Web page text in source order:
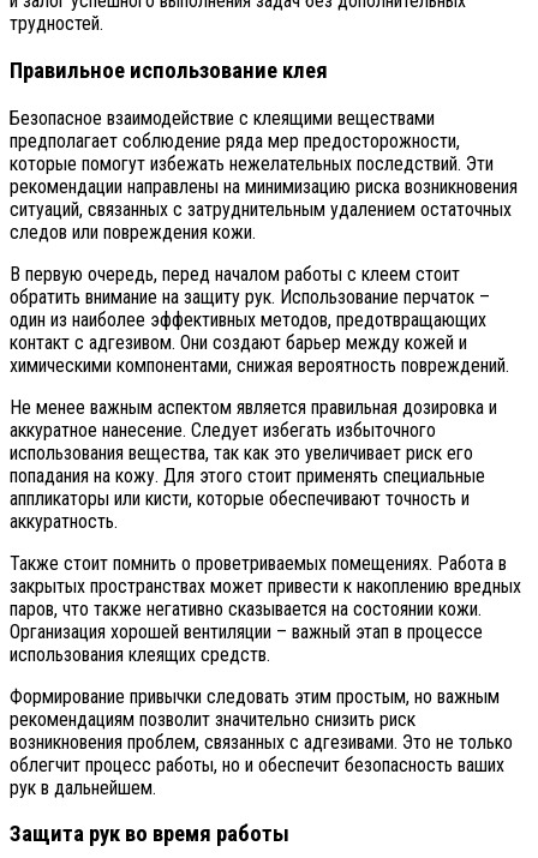
трудностей.
Правильное использование клея
Безопасное взаимодействие с клеящими веществами
предполагает соблюдение ряда мер предосторожности,
которые помогут избежать нежелательных последствий. Эти
рекомендации направлены на минимизацию риска возникновения
ситуаций, связанных с затруднительным удалением остаточных
следов или повреждения кожи.
В первую очередь, перед началом работы с клеем стоит
обратить внимание на защиту рук. Использование перчаток –
один из наиболее эффективных методов, предотвращающих
контакт с адгезивом. Они создают барьер между кожей и
химическими компонентами, снижая вероятность повреждений.
Не менее важным аспектом является правильная дозировка и
аккуратное нанесение. Следует избегать избыточного
использования вещества, так как это увеличивает риск его
попадания на кожу. Для этого стоит применять специальные
аппликаторы или кисти, которые обеспечивают точность и
аккуратность.
Также стоит помнить о проветриваемых помещениях. Работа в
закрытых пространствах может привести к накоплению вредных
паров, что также негативно сказывается на состоянии кожи.
Организация хорошей вентиляции – важный этап в процессе
использования клеящих средств.
Формирование привычки следовать этим простым, но важным
рекомендациям позволит значительно снизить риск
возникновения проблем, связанных с адгезивами. Это не только
облегчит процесс работы, но и обеспечит безопасность ваших
рук в дальнейшем.
Защита рук во время работы